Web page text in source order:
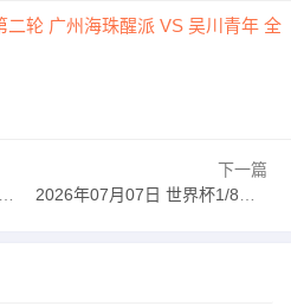
二轮 广州海珠醒派 VS 吴川青年 全
下一篇
2026年07月07日 世界杯1/8决赛 美国vs比利时 全场录像